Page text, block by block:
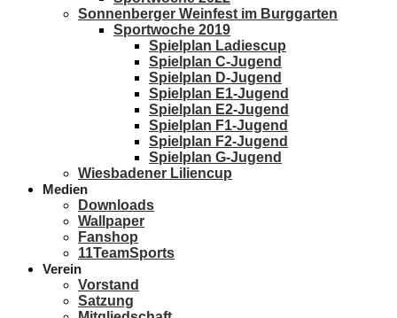
Sonnenberger Weinfest im Burggarten
Sportwoche 2019
Spielplan Ladiescup
Spielplan C-Jugend
Spielplan D-Jugend
Spielplan E1-Jugend
Spielplan E2-Jugend
Spielplan F1-Jugend
Spielplan F2-Jugend
Spielplan G-Jugend
Wiesbadener Liliencup
Medien
Downloads
Wallpaper
Fanshop
11TeamSports
Verein
Vorstand
Satzung